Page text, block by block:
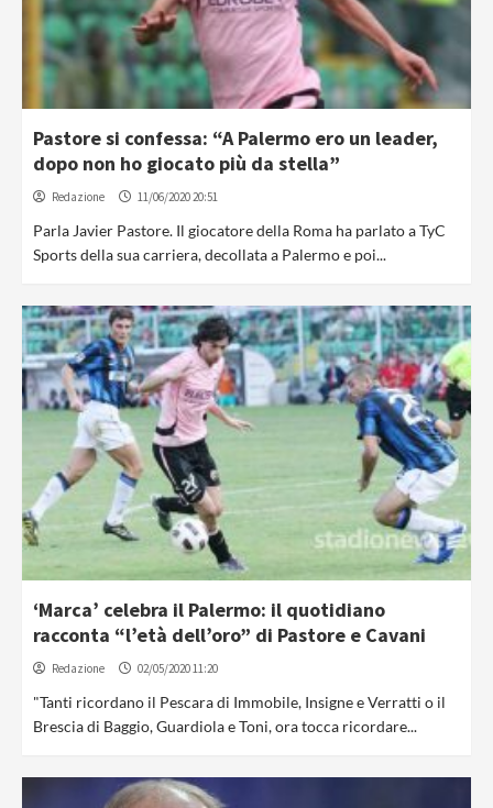
Pastore si confessa: “A Palermo ero un leader,
dopo non ho giocato più da stella”
Redazione 11/06/2020 20:51
Parla Javier Pastore. Il giocatore della Roma ha parlato a TyC
Sports della sua carriera, decollata a Palermo e poi...
‘Marca’ celebra il Palermo: il quotidiano
racconta “l’età dell’oro” di Pastore e Cavani
Redazione 02/05/2020 11:20
"Tanti ricordano il Pescara di Immobile, Insigne e Verratti o il
Brescia di Baggio, Guardiola e Toni, ora tocca ricordare...